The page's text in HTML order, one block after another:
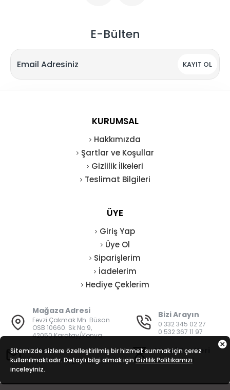
E-Bülten
KAYIT OL
KURUMSAL
Hakkımızda
Şartlar ve Koşullar
Gizlilik İlkeleri
Teslimat Bilgileri
ÜYE
Giriş Yap
Üye Ol
Siparişlerim
İadelerim
Hediye Çeklerim
Mağaza Adresi
Fevzi Çakmak Mh. Büsan
OSB 10660. Sk No:9,
42050 Karatay/Konya
Bizi Arayın
0 332 345 02 27
0 532 367 11 97
E-Posta
bilgi@vatanisguvenligi.com
Mesai Saatleri
08:00 - 19:00
Sitemizde sizlere özelleştirilmiş bir hizmet sunmak için çerez
kullanılmaktadır. Detaylı bilgi almak için Gizlilik Politikamızı
inceleyiniz.